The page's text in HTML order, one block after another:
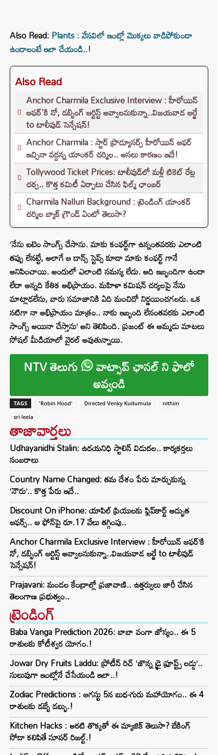
Also Read: Plants : వేసవిలో ఇంట్లో మొక్కలు వాడిపోకుండా
ఉండాలంటే ఇలా చేయండి..!
Also Read
Anchor Charmila Exclusive Interview : హీరోయిన్
ఆఫర్'కి నో, డబ్బింగ్ ఆర్టిస్ట్ అవ్వాలనుకున్నా..విజయవాడ ఆర్జే
to టాలీవుడ్ సెన్సేషన్!
Anchor Charmila : స్టార్ ప్రొడ్యూసర్స్ హీరోయిన్ ఆఫర్
ఇచ్చినా వద్దన్న యాంకర్ చర్మిల.. అసలు కారణం ఇదే!
Tollywood Ticket Prices: టాలీవుడ్‌లో మళ్లీ టికెట్‌ రేట్ల
చర్చ.. కొత్త కమిటీ ఏర్పాటు చేసిన ఫిల్మ్‌ ఛాంబర్‌
Charmila Nalluri Background : ట్రెండింగ్ యాంకర్
చర్మిల బ్యాక్ గ్రౌండ్ ఏంటో తెలుసా?
‘నేను ఐటెం సాంగ్స్ చేసాను. మాకు కంఫర్ట్‌గా ఉన్నంతవరకు ఎలాంటి
తప్పు లేనట్టే, అలాగే ఆ డాన్స్ స్టెప్స్ కూడా మాకు కంఫర్ట్ గానే
అనిపించాయి. అందులో ఎలాంటి సమస్య లేదు. అది ఇబ్బందిగా ఉందా
లేదా అన్నది కేతిక అభిప్రాయం. మహిళా కమిషన్ చర్యలపై నేను
మాట్లాడలేను, వారు సమాజానికి ఏది మంచిదో నిర్ణయించగలరు. ఒక
నటిగా నా అభిప్రాయం మాత్రం.. నాకు ఇబ్బంది లేనంతవరకు ఎలాంటి
సాంగ్స్ అయినా చేస్తాను’ అని తెలిపింది. ప్రజంట్ ఈ అమ్మడు మాటలు
సోషల్ మీడియాలో వైరల్ అవుతున్నాయి.
NTV తెలుగు వాట్సాప్ ఛానల్ ని ఫాలో
అవ్వండి
TAGS 'Robin Hood' Directed Venky Kudumula
nithiin
sri leela
తాజావార్తలు
Udhayanidhi Stalin: ఉదయనిధి స్టాలిన్ విడుదల.. కార్యకర్తలు
సంబరాలు
Country Name Changed: తమ దేశం పేరు మార్చుకున్న
‘నౌరు’.. కొత్త పేరు ఇదే..
Discount On iPhone: యాపిల్ ప్రియులకు ఫ్లిప్‌కార్ట్ అద్భుత
ఆఫర్స్.. ఆ ఫోన్‌పై రూ.17 వేలు తగ్గింపు..
Anchor Charmila Exclusive Interview : హీరోయిన్ ఆఫర్’కి
నో, డబ్బింగ్ ఆర్టిస్ట్ అవ్వాలనుకున్నా..విజయవాడ ఆర్జే to టాలీవుడ్
సెన్సేషన్!
Prajavani: మండల కేంద్రాల్లో ప్రజావాణి.. ఉత్తర్వులు జారీ చేసిన
తెలంగాణ ప్రభుత్వం..
ట్రెండింగ్‌
Baba Vanga Prediction 2026: బాబా వంగా జోస్యం.. ఈ 5
రాశులకు కోటీశ్వర యోగం.!
Jowar Dry Fruits Laddu: ప్రోటీన్ రిచ్ ‘జొన్న డ్రై ఫ్రూప్ట్స్ లడ్డు’..
సులువుగా ఇంట్లోనే చేసేయండి ఇలా..!
Zodiac Predictions : ఆగస్టు 5న బుధ-గురు మహాయోగం.. ఈ 4
రాశులకు డబ్బే డబ్బు.!
Kitchen Hacks : అరటి తొక్కతో ఈ మ్యాజిక్ తెలుసా? బేకింగ్
సోడా కలిపితే సూపర్ రిజల్ట్.!